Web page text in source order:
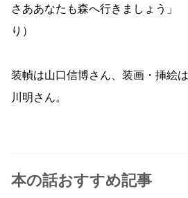
さああなたも森へ行きましょう
り）
装幀は山口信博さん、装画・挿絵
川明さん。
本の話おすすめ記事